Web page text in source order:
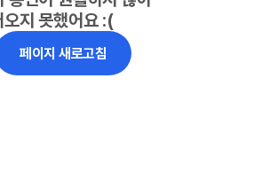
오지 못했어요 :(
페이지 새로고침